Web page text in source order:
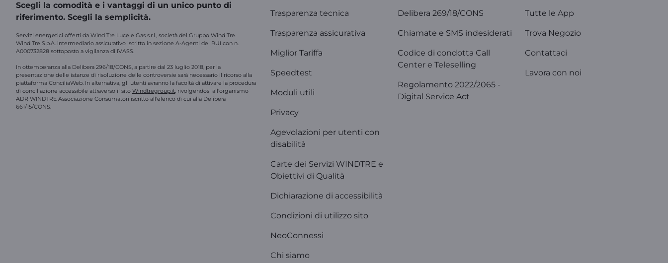
Scegli la comodità e i vantaggi di un unico punto di
riferimento. Scegli la semplicità.
Servizi energetici offerti da Wind Tre Luce e Gas s.r.l., società del Gruppo Wind Tre.
Wind Tre S.p.A. intermediario assicurativo iscritto in sezione A-Agenti del RUI con n.
A000732828 sottoposto a vigilanza di IVASS.
In ottemperanza alla Delibera 296/18/CONS, a partire dal 23 luglio 2018, per la
presentazione delle istanze di risoluzione delle controversie sarà necessario il ricorso alla
piattaforma ConciliaWeb. In alternativa, gli utenti avranno la facoltà di attivare la procedura
di conciliazione accessibile attraverso il sito Windtregroup.it, rivolgendosi all'organismo
ADR WINDTRE Associazione Consumatori iscritto all'elenco di cui alla Delibera
661/15/CONS.
Trasparenza tecnica
Trasparenza assicurativa
Miglior Tariffa
Speedtest
Moduli utili
Privacy
Agevolazioni per utenti con
disabilità
Carte dei Servizi WINDTRE e
Obiettivi di Qualità
Dichiarazione di accessibilità
Condizioni di utilizzo sito
NeoConnessi
Chi siamo
Delibera 269/18/CONS
Chiamate e SMS indesiderati
Codice di condotta Call
Center e Teleselling
Regolamento 2022/2065 -
Digital Service Act
Tutte le App
Trova Negozio
Contattaci
Lavora con noi